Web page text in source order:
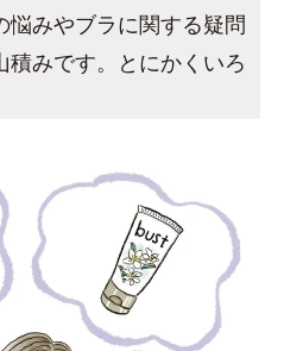
悩みやブラに関する疑問
みです。とにかくいろ